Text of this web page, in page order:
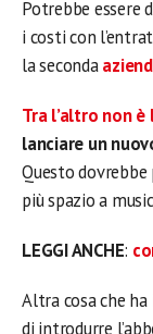
Potrebbe essere
i costi con
la seconda
Tra l’altro non
lanciare un
Questo dovrebbe
più spazio a
LEGGI ANCHE:
Altra cosa che
di introdurre